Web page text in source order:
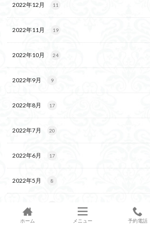
2022年12月 11
2022年11月 19
2022年10月 24
2022年9月 9
2022年8月 17
2022年7月 20
2022年6月 17
2022年5月 8
2022年4月
ホーム メニュー 予約電話